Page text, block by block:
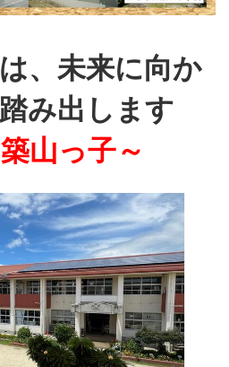
、未来に向か
み出します
山っ子～